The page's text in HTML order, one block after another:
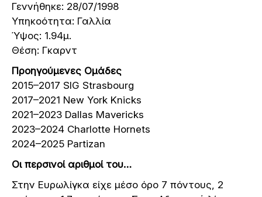
Γεννήθηκε: 28/07/1998
Υπηκοότητα: Γαλλία
Ύψος: 1.94μ.
Θέση: Γκαρντ
Προηγούμενες Ομάδες
2015–2017 SIG Strasbourg
2017–2021 New York Knicks
2021–2023 Dallas Mavericks
2023–2024 Charlotte Hornets
2024–2025 Partizan
Οι περσινοί αριθμοί του…
Στην Ευρωλίγκα είχε μέσο όρο 7 πόντους, 2